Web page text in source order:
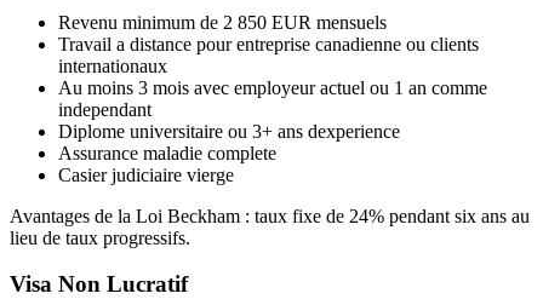
Revenu minimum de 2 850 EUR mensuels
Travail a distance pour entreprise canadienne ou clients
internationaux
Au moins 3 mois avec employeur actuel ou 1 an comme
independant
Diplome universitaire ou 3+ ans dexperience
Assurance maladie complete
Casier judiciaire vierge
Avantages de la Loi Beckham : taux fixe de 24% pendant six ans au
lieu de taux progressifs.
Visa Non Lucratif